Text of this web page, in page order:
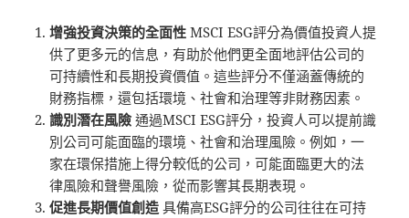
增強投資決策的全面性 MSCI ESG評分為價值投資人提
供了更多元的信息，有助於他們更全面地評估公司的
可持續性和長期投資價值。這些評分不僅涵蓋傳統的
財務指標，還包括環境、社會和治理等非財務因素。
識別潛在風險 通過MSCI ESG評分，投資人可以提前識
別公司可能面臨的環境、社會和治理風險。例如，一
家在環保措施上得分較低的公司，可能面臨更大的法
律風險和聲譽風險，從而影響其長期表現。
促進長期價值創造 具備高ESG評分的公司往往在可持